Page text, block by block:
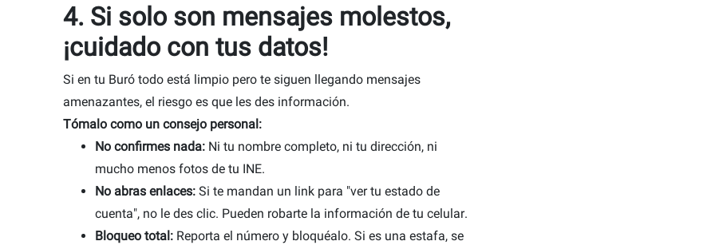
4. Si solo son mensajes molestos,
¡cuidado con tus datos!
Si en tu Buró todo está limpio pero te siguen llegando mensajes
amenazantes, el riesgo es que les des información.
Tómalo como un consejo personal:
No confirmes nada: Ni tu nombre completo, ni tu dirección, ni
mucho menos fotos de tu INE.
No abras enlaces: Si te mandan un link para "ver tu estado de
cuenta", no le des clic. Pueden robarte la información de tu celular.
Bloqueo total: Reporta el número y bloquéalo. Si es una estafa, se